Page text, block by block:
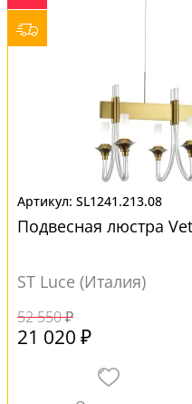
SL1241.213.08
Подвесная люстра
ST Luce (Италия)
52 550 ₽
21 020 ₽